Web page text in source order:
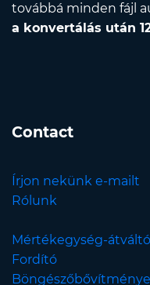
továbbá minden fájl
a konvertálás után
Contact
Írjon nekünk e-mailt
Rólunk
Mértékegység-átváltó
Fordító